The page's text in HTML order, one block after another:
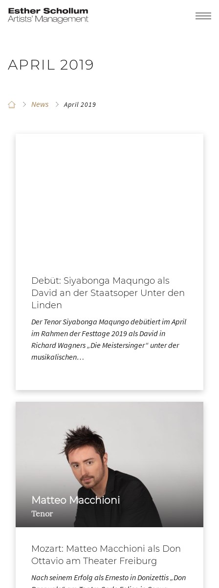
APRIL 2019
News April 2019
Debüt: Siyabonga Maqungo als
David an der Staatsoper Unter den
Linden
Der Tenor Siyabonga Maqungo debütiert im April
im Rahmen der Festtage 2019 als David in
Richard Wagners „Die Meistersinger“ unter der
musikalischen…
Matteo Macchioni
Tenor
Mozart: Matteo Macchioni als Don
Ottavio am Theater Freiburg
Nach seinem Erfolg als Ernesto in Donizettis „Don